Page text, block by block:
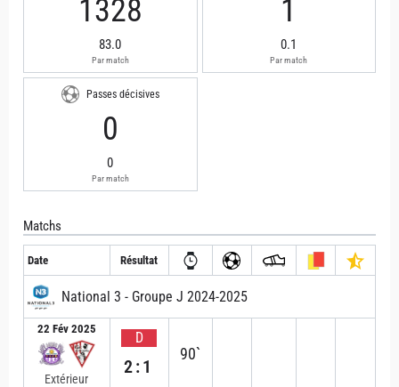
1328
83.0
Par match
1
0.1
Par match
Passes décisives
0
0
Par match
Matchs
Date Résultat
National 3 - Groupe J 2024-2025
22 Fév 2025
Extérieur
D
2:1
90`